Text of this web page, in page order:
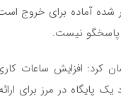
بار شده آماده برای
نیست.
کرد: افزایش ساعات
یک پایگاه در مرز برای